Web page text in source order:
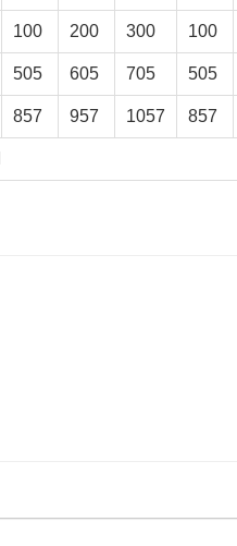
100 200 300 100
505 605 705 505
857 957 1057 857